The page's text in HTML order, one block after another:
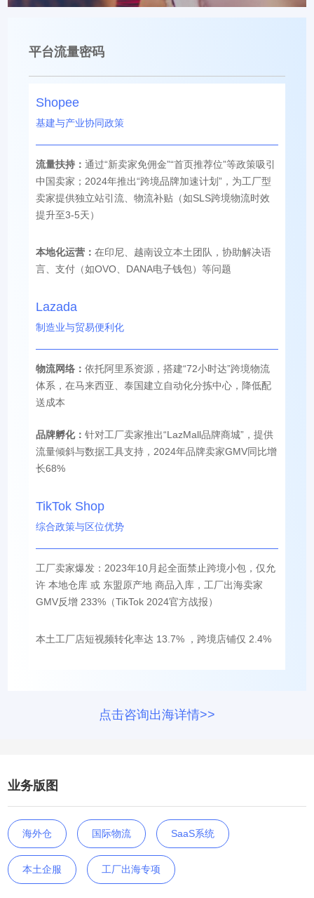
平台流量密码
Shopee
基建与产业协同政策
流量扶持：通过“新卖家免佣金”“首页推荐位”等政策吸引
中国卖家；2024年推出“跨境品牌加速计划”，为工厂型
卖家提供独立站引流、物流补贴（如SLS跨境物流时效
提升至3-5天）
本地化运营：在印尼、越南设立本土团队，协助解决语
言、支付（如OVO、DANA电子钱包）等问题
Lazada
制造业与贸易便利化
物流网络：依托阿里系资源，搭建“72小时达”跨境物流
体系，在马来西亚、泰国建立自动化分拣中心，降低配
送成本
品牌孵化：针对工厂卖家推出“LazMall品牌商城”，提供
流量倾斜与数据工具支持，2024年品牌卖家GMV同比增
长68%
TikTok Shop
综合政策与区位优势
工厂卖家爆发：2023年10月起全面禁止跨境小包，仅允
许 本地仓库 或 东盟原产地 商品入库，工厂出海卖家
GMV反增 233%（TikTok 2024官方战报）
本土工厂店短视频转化率达 13.7% ，跨境店铺仅 2.4%
点击咨询出海详情>>
业务版图
海外仓 国际物流 SaaS系统
本土企服 工厂出海专项